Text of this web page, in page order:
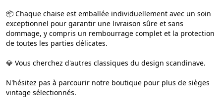
📦 Chaque chaise est emballée individuellement avec un soin
exceptionnel pour garantir une livraison sûre et sans
dommage, y compris un rembourrage complet et la protection
de toutes les parties délicates.
💎 Vous cherchez d'autres classiques du design scandinave.
N'hésitez pas à parcourir notre boutique pour plus de sièges
vintage sélectionnés.